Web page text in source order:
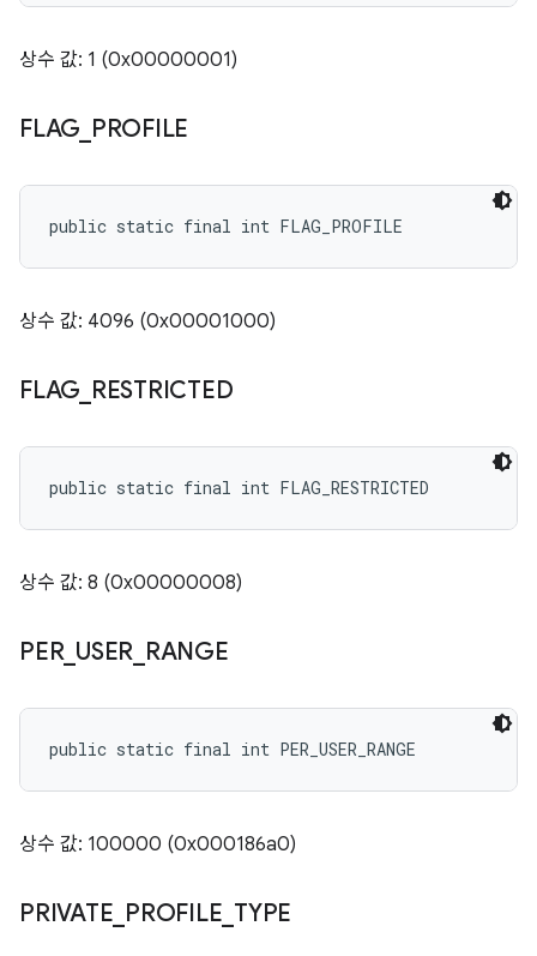
상수 값: 1 (0x00000001)
FLAG PROFILE
public static final int FLAG_PROFILE
상수 값: 4096 (0x00001000)
FLAG RESTRICTED
public static final int FLAG_RESTRICTED
상수 값: 8 (0x00000008)
PER_ USER RANGE
public static final int PER_USER_RANGE
상수 값: 100000 (0x000186a0)
PRIVATE PROFILE TYPE